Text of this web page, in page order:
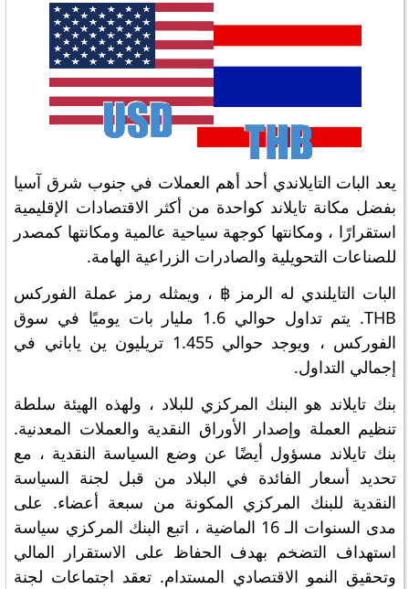
يعد البات التايلاندي أحد أهم العملات في جنوب شرق آسيا
بفضل مكانة تايلاند كواحدة من أكثر الاقتصادات الإقليمية
استقرارًا ، ومكانتها كوجهة سياحية عالمية ومكانتها كمصدر
للصناعات التحويلية والصادرات الزراعية الهامة.
البات التايلندي له الرمز ฿ ، ويمثله رمز عملة الفوركس
THB. يتم تداول حوالي 1.6 مليار بات يوميًا في سوق
الفوركس ، ويوجد حوالي 1.455 تريليون ين ياباني في
إجمالي التداول.
بنك تايلاند هو البنك المركزي للبلاد ، ولهذه الهيئة سلطة
تنظيم العملة وإصدار الأوراق النقدية والعملات المعدنية.
بنك تايلاند مسؤول أيضًا عن وضع السياسة النقدية ، مع
تحديد أسعار الفائدة في البلاد من قبل لجنة السياسة
النقدية للبنك المركزي المكونة من سبعة أعضاء. على
مدى السنوات الـ 16 الماضية ، اتبع البنك المركزي سياسة
استهداف التضخم بهدف الحفاظ على الاستقرار المالي
وتحقيق النمو الاقتصادي المستدام. تعقد اجتماعات لجنة